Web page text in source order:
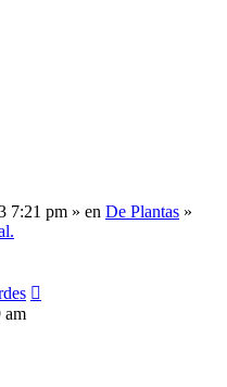
7:21 pm » en De Plantas »
am